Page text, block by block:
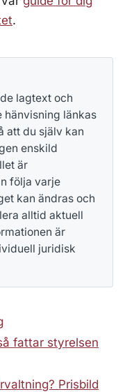
.
lagtext och
hänvisning länkas
att du själv kan
enskild
är
följa varje
kan ändras och
alltid aktuell
är
juridisk
fattar styrelsen
Prisbild